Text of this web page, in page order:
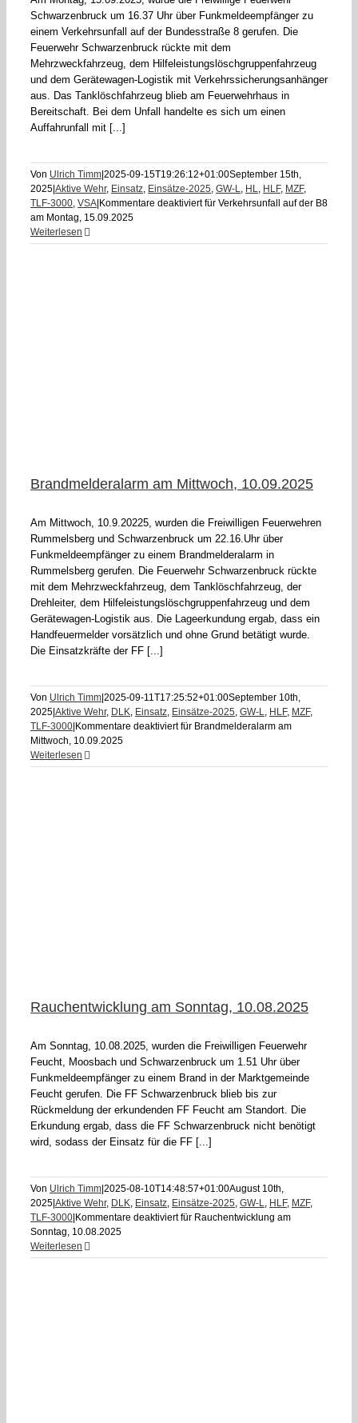
Schwarzenbruck um 16.37 Uhr über Funkmeldeempfänger zu
einem Verkehrsunfall auf der Bundesstraße 8 gerufen. Die
Feuerwehr Schwarzenbruck rückte mit dem
Mehrzweckfahrzeug, dem Hilfeleistungslöschgruppenfahrzeug
und dem Gerätewagen-Logistik mit Verkehrssicherungsanhänger
aus. Das Tanklöschfahrzeug blieb am Feuerwehrhaus in
Bereitschaft. Bei dem Unfall handelte es sich um einen
Auffahrunfall mit [...]
Von Ulrich Timm 2025-09-15T19:26:12+01:00September 15th,
2025 Aktive Wehr, Einsatz, Einsätze-2025, GW-L, HL, HLF, MZF,
TLF-3000, VSA Kommentare deaktiviertfür Verkehrsunfall auf der B8
am Montag, 15.09.2025
Weiterlesen
Brandmelderalarm am Mittwoch, 10.09.2025
Am Mittwoch, 10.9.20225, wurden die Freiwilligen Feuerwehren
Rummelsberg und Schwarzenbruck um 22.16.Uhr über
Funkmeldeempfänger zu einem Brandmelderalarm in
Rummelsberg gerufen. Die Feuerwehr Schwarzenbruck rückte
mit dem Mehrzweckfahrzeug, dem Tanklöschfahrzeug, der
Drehleiter, dem Hilfeleistungslöschgruppenfahrzeug und dem
Gerätewagen-Logistik aus. Die Lageerkundung ergab, dass ein
Handfeuermelder vorsätzlich und ohne Grund betätigt wurde.
Die Einsatzkräfte der FF [...]
Von Ulrich Timm 2025-09-11T17:25:52+01:00September 10th,
2025 Aktive Wehr, DLK, Einsatz, Einsätze-2025, GW-L, HLF, MZF,
TLF-3000 Kommentare deaktiviertfür Brandmelderalarm am
Mittwoch, 10.09.2025
Weiterlesen
Rauchentwicklung am Sonntag, 10.08.2025
Am Sonntag, 10.08.2025, wurden die Freiwilligen Feuerwehr
Feucht, Moosbach und Schwarzenbruck um 1.51 Uhr über
Funkmeldeempfänger zu einem Brand in der Marktgemeinde
Feucht gerufen. Die FF Schwarzenbruck blieb bis zur
Rückmeldung der erkundenden FF Feucht am Standort. Die
Erkundung ergab, dass die FF Schwarzenbruck nicht benötigt
wird, sodass der Einsatz für die FF [...]
Von Ulrich Timm 2025-08-10T14:48:57+01:00August 10th,
2025 Aktive Wehr, DLK, Einsatz, Einsätze-2025, GW-L, HLF, MZF,
TLF-3000 Kommentare deaktiviertfür Rauchentwicklung am
Sonntag, 10.08.2025
Weiterlesen